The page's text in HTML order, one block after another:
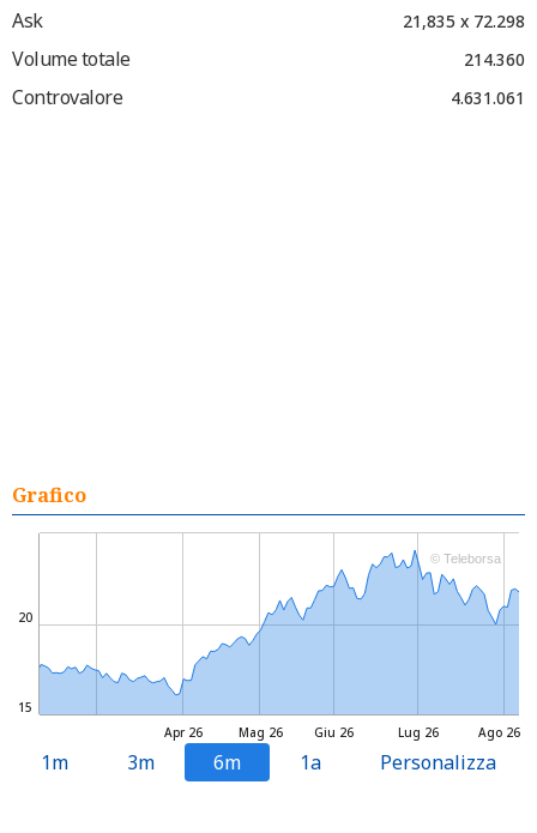
Ask 21,835 x 72.298
Volume totale 214.360
Controvalore 4.631.061
Grafico
Mag 26 Lug 26
Apr 26 Giu 26 Ago 26
15
20
© Teleborsa
1m 3m 6m 1a Personalizza